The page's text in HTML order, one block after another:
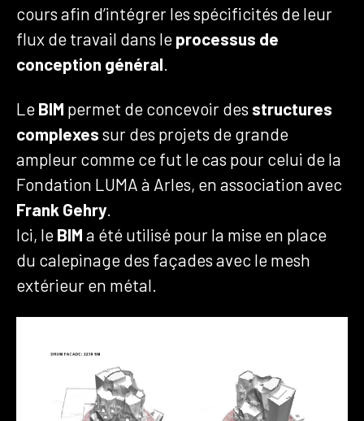
cours afin d’intégrer les spécificités de leur
flux de travail dans le processus de
conception général.
Le BIM permet de concevoir des structures
complexes sur des projets de grande
ampleur comme ce fut le cas pour celui de la
Fondation LUMA à Arles, en association avec
Frank Gehry.
Ici, le BIM a été utilisé pour la mise en place
du calepinage des façades avec le mesh
extérieur en métal.